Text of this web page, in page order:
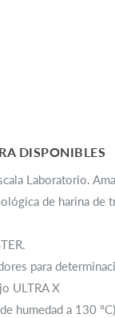
DISPONIBLES
Laboratorio.
de harina
para
ULTRA X
humedad a 130 ºC)